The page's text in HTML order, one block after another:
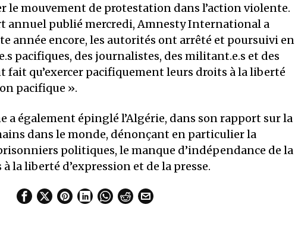
le mouvement de protestation dans l’action violente.
annuel publié mercredi, Amnesty International a
année encore, les autorités ont arrêté et poursuivi en
pacifiques, des journalistes, des militant.e.s et des
fait qu’exercer pacifiquement leurs droits à la liberté
pacifique ».
a également épinglé l’Algérie, dans son rapport sur la
dans le monde, dénonçant en particulier la
politiques, le manque d’indépendance de la
la liberté d’expression et de la presse.